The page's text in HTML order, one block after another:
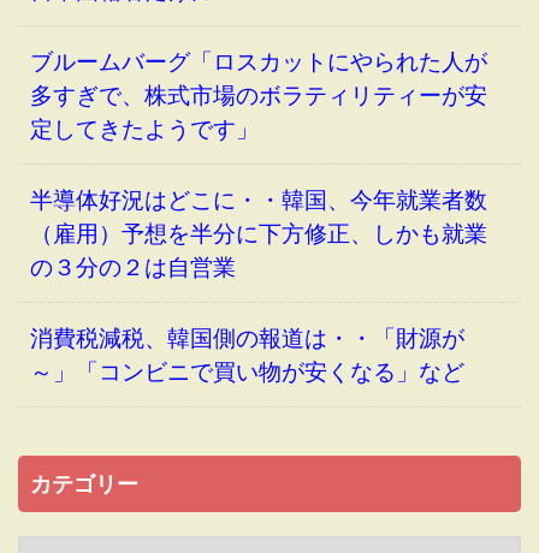
ブルームバーグ「ロスカットにやられた人が
多すぎで、株式市場のボラティリティーが安
定してきたようです」
半導体好況はどこに・・韓国、今年就業者数
（雇用）予想を半分に下方修正、しかも就業
の３分の２は自営業
消費税減税、韓国側の報道は・・「財源が
～」「コンビニで買い物が安くなる」など
カテゴリー